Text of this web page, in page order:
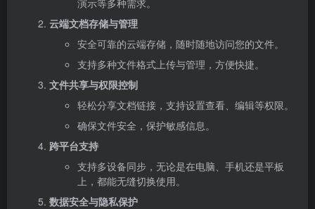
演示等多种需求。
云端文档存储与管理
安全可靠的云端存储，随时随地访问您的文件。
支持多种文件格式上传与管理，方便快捷。
文件共享与权限控制
轻松分享文档链接，支持设置查看、编辑等权限。
确保文件安全，保护敏感信息。
跨平台支持
支持多设备同步，无论是在电脑、手机还是平板
上，都能无缝切换使用。
数据安全与隐私保护